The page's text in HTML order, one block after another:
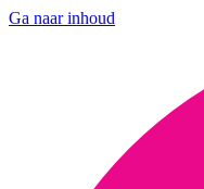
Ga naar inhoud